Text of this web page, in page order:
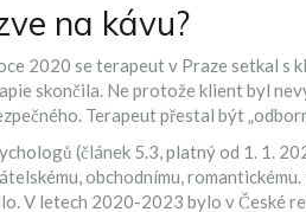
na kávu?
2020 se terapeut v Praze setkal s
skončila. Ne protože klient byl
Terapeut přestal být
(článek 5.3, platný od 1. 1.
obchodnímu,
V letech 2020-2023 bylo v České